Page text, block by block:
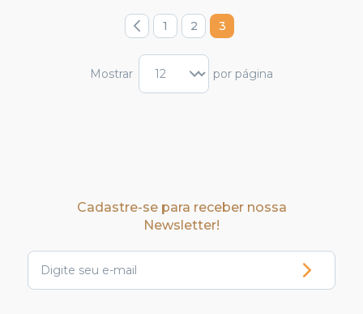
Página
Página
AnteriorPágina
1 Página
2
3
Mostrar por página
Cadastre-se para receber nossa
Newsletter!